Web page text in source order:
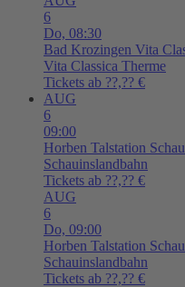
6
Do, 08:30
Bad Krozingen Vita
Vita Classica Therme
Tickets ab ??,?? €
AUG
6
09:00
Horben Talstation
Schauinslandbahn
Tickets ab ??,?? €
AUG
6
Do, 09:00
Horben Talstation
Schauinslandbahn
Tickets ab ??,?? €